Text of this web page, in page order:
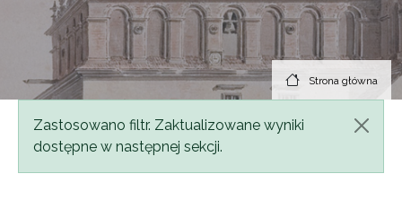
Strona główna
Komunikat
Zastosowano filtr. Zaktualizowane wyniki
dostępne w następnej sekcji.